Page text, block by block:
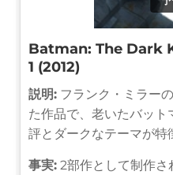
Batman: The Dark
1 (2012)
説明: フランク・ミラー
た作品で、老いたバッ
評とダークなテーマが特
事実: 2部作として制作さ